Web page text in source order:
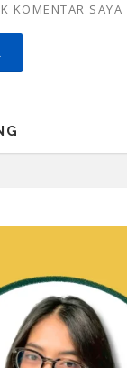
KOMENTAR SAYA